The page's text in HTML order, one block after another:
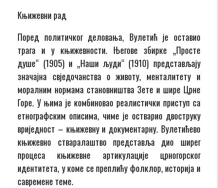
Књижевни рад
Поред политичког деловања, Вулетић је оставио
трага и у књижевности. Његове збирке „Просте
душе“ (1905) и „Наши људи“ (1910) представљају
значајна свједочанства о животу, менталитету и
моралним нормама становништва Зете и шире Црне
Горе. У њима је комбиновао реалистички приступ са
етнографским описима, чиме је остварио двоструку
вриједност – књижевну и документарну. Вулетићево
књижевно стваралаштво представља дио ширег
процеса књижевне артикулације црногорског
идентитета, у коме се преплићу фолклор, историја и
савремене теме.